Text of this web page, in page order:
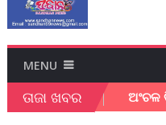
MENU
ତାଜା ଖବର
ଜିଲ୍ଲାପାଳ। ଅଂଚଳ